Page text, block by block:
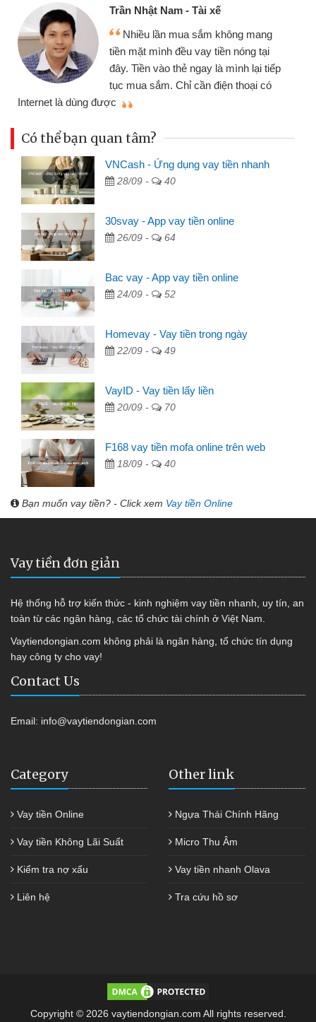
Trần Nhật Nam - Tài xế
Nhiều lần mua sắm không mang
tiền mặt mình đều vay tiền nóng tại
đây. Tiền vào thẻ ngay là mình lại tiếp
tục mua sắm. Chỉ cần điện thoại có
Internet là dùng được
Có thể bạn quan tâm?
VNCash - Ứng dụng vay tiền nhanh
28/09 - 40
30svay - App vay tiền online
26/09 - 64
Bac vay - App vay tiền online
24/09 - 52
Homevay - Vay tiền trong ngày
22/09 - 49
VayID - Vay tiền lấy liền
20/09 - 70
F168 vay tiền mofa online trên web
18/09 - 40
Bạn muốn vay tiền? - Click xem Vay tiền Online
Vay tiền đơn giản
Hệ thống hỗ trợ kiến thức - kinh nghiệm vay tiền nhanh, uy tín, an
toàn từ các ngân hàng, các tổ chức tài chính ở Việt Nam.
Vaytiendongian.com không phải là ngân hàng, tổ chức tín dụng
hay công ty cho vay!
Contact Us
Email: info@vaytiendongian.com
Category
Vay tiền Online
Vay tiền Không Lãi Suất
Kiểm tra nợ xấu
Liên hệ
Other link
Ngựa Thái Chính Hãng
Micro Thu Âm
Vay tiền nhanh Olava
Tra cứu hồ sơ
Copyright © 2026 vaytiendongian.com All rights reserved.